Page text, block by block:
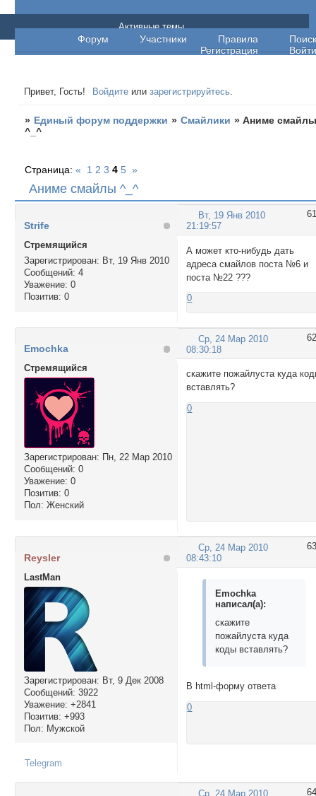
Единый форум поддержки
Форум Участники Правила
Поиск
Регистрация
Войти
Активные темы
Привет, Гость! Войдите илизарегистрируйтесь.
» Единый форум поддержки » Смайлики »Аниме
^_^
Аниме смайлы ^_^
Страница:« 1 2 3 4 5 »
61
Вт, 19 Янв 2010
21:19:57
Strife
Стремящийся
Зарегистрирован: Вт, 19 Янв 2010
Сообщений: 4
Уважение: 0
Позитив: 0
А может кто-нибудь дать
адреса смайлов поста №6 и
поста №22 ???
0
62
Ср, 24 Мар 2010
08:30:18
Emochka
Стремящийся
Зарегистрирован: Пн, 22 Мар 2010
Сообщений: 0
Уважение: 0
Позитив: 0
Пол: Женский
скажите пожайлуста куда
вставлять?
0
63
Ср, 24 Мар 2010
08:43:10
Reysler
LastMan
Зарегистрирован: Вт, 9 Дек 2008
Сообщений: 3922
Уважение: +2841
Позитив: +993
Пол: Мужской
Emochka
написал(а):
скажите
пожайлуста куда
коды вставлять?
В html-форму ответа
0
Telegram
64
Ср, 24 Мар 2010